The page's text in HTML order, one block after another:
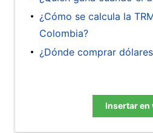
¿Cómo se calcula la
Colombia?
¿Dónde comprar
Insertar en